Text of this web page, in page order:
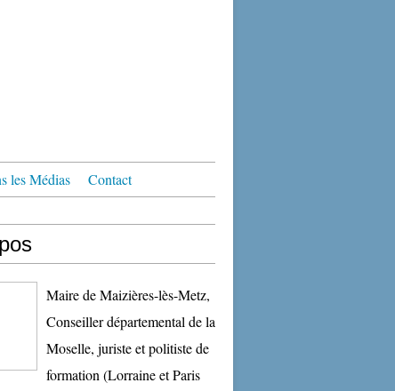
les Médias Contact
Maire de Maizières-lès-Metz,
Conseiller départemental de la
Moselle, juriste et politiste de
formation (Lorraine et Paris